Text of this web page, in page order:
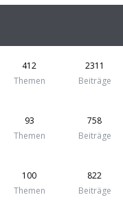
412
Themen
2311
Beiträge
93
Themen
758
Beiträge
100
Themen
822
Beiträge